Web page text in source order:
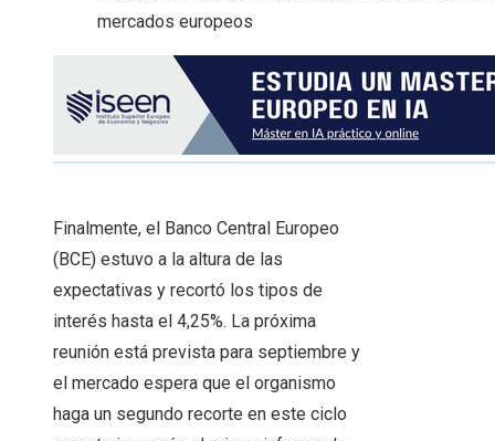
mercados europeos
Finalmente, el Banco Central Europeo
(BCE) estuvo a la altura de las
expectativas y recortó los tipos de
interés hasta el 4,25%. La próxima
reunión está prevista para septiembre y
el mercado espera que el organismo
haga un segundo recorte en este ciclo